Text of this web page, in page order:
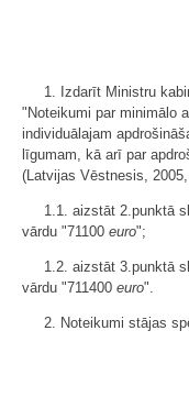
1. Izdarīt Ministru
"Noteikumi par minimālo
individuālajam
līgumam, kā arī par
(Latvijas Vēstnesis,
1.1. aizstāt 2.punktā
vārdu "71100 euro";
1.2. aizstāt 3.punktā
vārdu "711400 euro".
2. Noteikumi stājas